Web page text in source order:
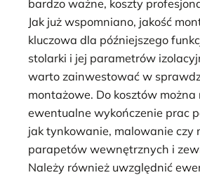
bardzo ważne, koszty
Jak już wspomniano, jakość
kluczowa dla późniejszego
stolarki i jej parametrów
warto zainwestować w
montażowe. Do kosztów
ewentualne wykończenie prac
jak tynkowanie, malowanie czy
parapetów wewnętrznych i
Należy również uwzględnić